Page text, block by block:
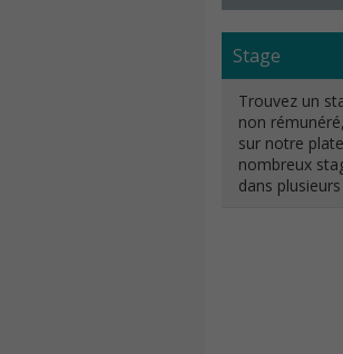
Stage
Trouvez un
non
sur notre
nombreux
dans